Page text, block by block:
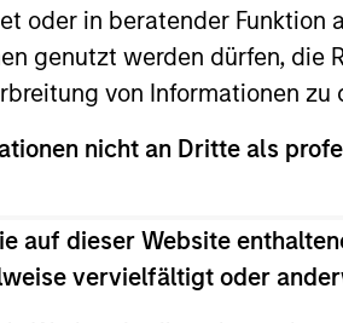
oder in beratender
genutzt werden dürfen, die
von Informationen
nicht an Dritte als
auf dieser Website
vervielfältigt oder
of Morgan Stanley’s Tactical
he was the Global Head of the
for Aircraft Finance,
his career, he has focused on
and real estate. Mr. Cahill
Equipment Trust Certificates